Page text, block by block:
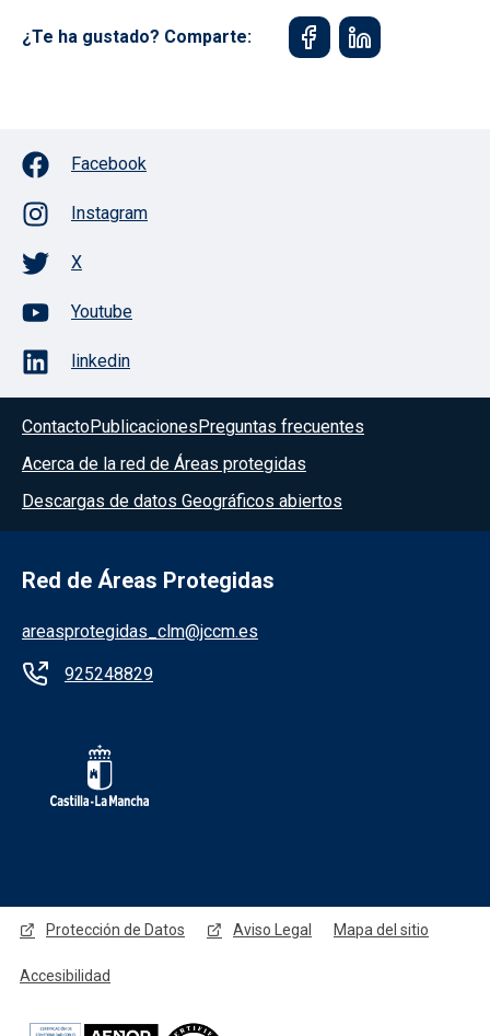
¿Te ha gustado? Comparte:
Facebook
Instagram
X
Youtube
linkedin
ContactoPublicacionesPreguntas frecuentes
Acerca de la red de Áreas protegidas
Descargas de datos Geográficos abiertos
Red de Áreas Protegidas
areasprotegidas_clm@jccm.es
925248829
Protección de Datos Aviso Legal Mapa del sitio
Accesibilidad